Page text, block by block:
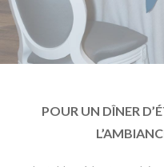
POUR UN DÎNER